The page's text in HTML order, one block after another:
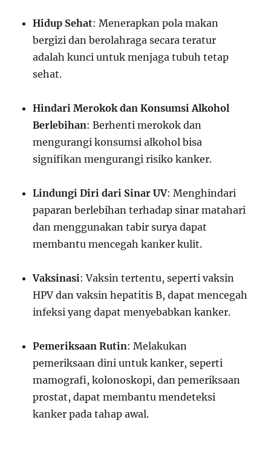
Hidup Sehat: Menerapkan pola makan
bergizi dan berolahraga secara teratur
adalah kunci untuk menjaga tubuh tetap
sehat.
Hindari Merokok dan Konsumsi Alkohol
Berlebihan: Berhenti merokok dan
mengurangi konsumsi alkohol bisa
signifikan mengurangi risiko kanker.
Lindungi Diri dari Sinar UV: Menghindari
paparan berlebihan terhadap sinar matahari
dan menggunakan tabir surya dapat
membantu mencegah kanker kulit.
Vaksinasi: Vaksin tertentu, seperti vaksin
HPV dan vaksin hepatitis B, dapat mencegah
infeksi yang dapat menyebabkan kanker.
Pemeriksaan Rutin: Melakukan
pemeriksaan dini untuk kanker, seperti
mamografi, kolonoskopi, dan pemeriksaan
prostat, dapat membantu mendeteksi
kanker pada tahap awal.